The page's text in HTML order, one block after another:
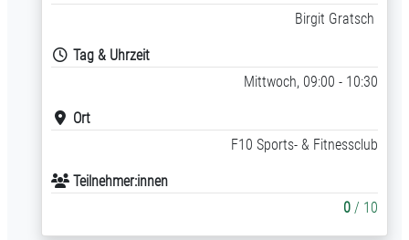
Birgit Gratsch
Tag & Uhrzeit
Mittwoch, 09:00 - 10:30
Ort
F10 Sports- & Fitnessclub
Teilnehmer:innen
0 / 10